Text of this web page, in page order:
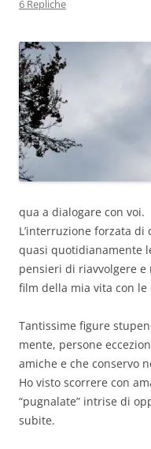
6 Repliche
qua a dialogare con voi.
L’interruzione forzata
quasi quotidianamente
pensieri di riavvolgere
film della mia vita con le
Tantissime figure
mente, persone
amiche e che conservo
Ho visto scorrere con
“pugnalate” intrise di
subite.